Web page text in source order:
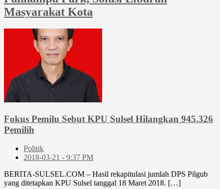
Masyarakat Kota
Fokus Pemilu Sebut KPU Sulsel Hilangkan 945.326
Pemilih
Politik
2018-03-21 - 9:37 PM
BERITA-SULSEL.COM – Hasil rekapitulasi jumlah DPS Pilgub
yang ditetapkan KPU Sulsel tanggal 18 Maret 2018. […]